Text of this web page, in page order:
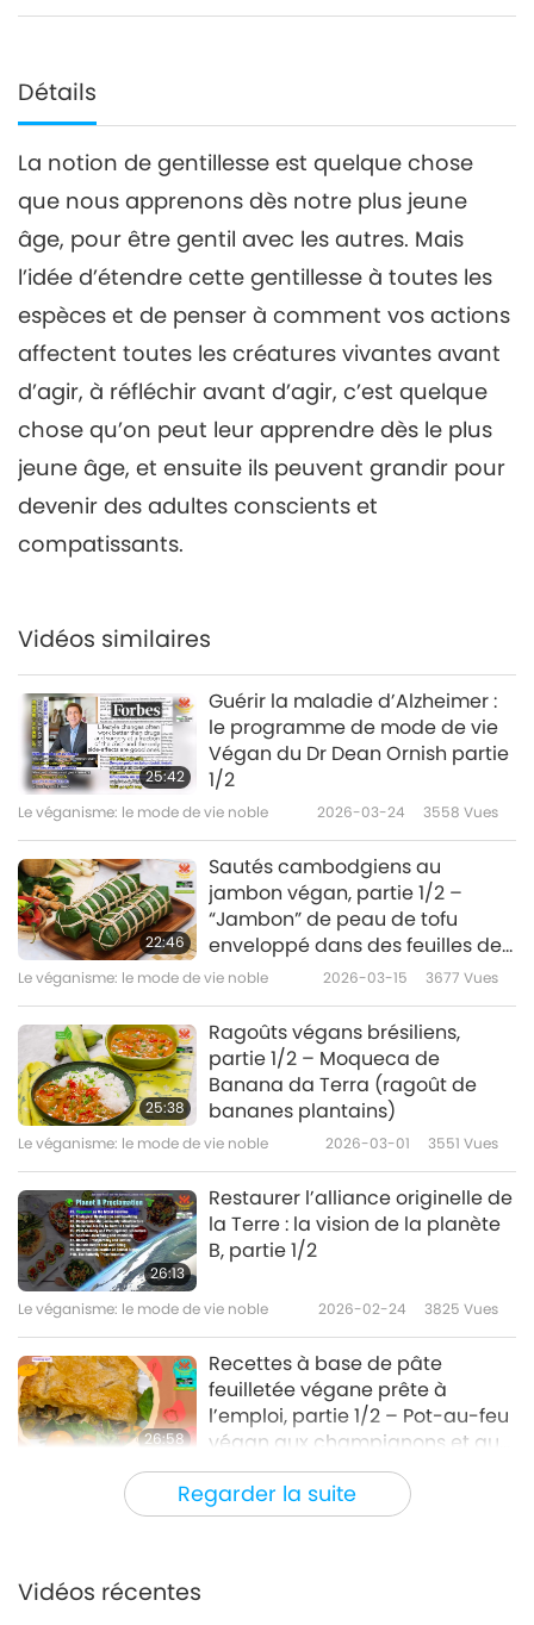
Détails
La notion de gentillesse est quelque chose
que nous apprenons dès notre plus jeune
âge, pour être gentil avec les autres. Mais
l’idée d’étendre cette gentillesse à toutes les
espèces et de penser à comment vos actions
affectent toutes les créatures vivantes avant
d’agir, à réfléchir avant d’agir, c’est quelque
chose qu’on peut leur apprendre dès le plus
jeune âge, et ensuite ils peuvent grandir pour
devenir des adultes conscients et
compatissants.
Regarder la suite
Vidéos similaires
25:42
Guérir la maladie d’Alzheimer :
le programme de mode de vie
Végan du Dr Dean Ornish partie
1/2
Le véganisme: le mode de vie noble 2026-03-24 3558 Vues
22:46
Sautés cambodgiens au
jambon végan, partie 1/2 –
“Jambon” de peau de tofu
enveloppé dans des feuilles de
bananier et sauté végan de
Le véganisme: le mode de vie noble 2026-03-15 3677 Vues
25:38
Ragoûts végans brésiliens,
partie 1/2 – Moqueca de
Banana da Terra (ragoût de
bananes plantains)
Le véganisme: le mode de vie noble 2026-03-01 3551 Vues
26:13
Restaurer l’alliance originelle de
la Terre : la vision de la planète
B, partie 1/2
Le véganisme: le mode de vie noble 2026-02-24 3825 Vues
26:58
Recettes à base de pâte
feuilletée végane prête à
l’emploi, partie 1/2 – Pot-au-feu
végan aux champignons et au
chou frisé
Le véganisme: le mode de vie noble 2026-02-15
26:06
Vidéos récentes